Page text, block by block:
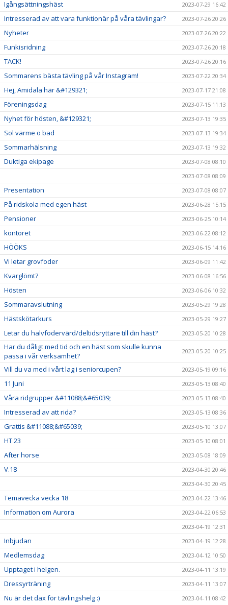
Igångsättningshäst 2023-07-29 16:42
Intresserad av att vara funktionär på våra tävlingar? 2023-07-26 20:26
Nyheter 2023-07-26 20:22
Funkisridning 2023-07-26 20:18
TACK! 2023-07-26 20:16
Sommarens bästa tävling på vår Instagram! 2023-07-22 20:34
Hej, Amidala här &#129321; 2023-07-17 21:08
Föreningsdag 2023-07-15 11:13
Nyhet för hösten, &#129321; 2023-07-13 19:35
Sol värme o bad 2023-07-13 19:34
Sommarhälsning 2023-07-13 19:32
Duktiga ekipage
2023-07-08 08:10
2023-07-08 08:09
Presentation 2023-07-08 08:07
På ridskola med egen häst 2023-06-28 15:15
Pensioner 2023-06-25 10:14
kontoret 2023-06-22 08:12
HÖÖKS 2023-06-15 14:16
Vi letar grovfoder 2023-06-09 11:42
Kvarglömt? 2023-06-08 16:56
Hösten 2023-06-06 10:32
Sommaravslutning 2023-05-29 19:28
Hästskötarkurs 2023-05-29 19:27
Letar du halvfodervärd/deltidsryttare till din häst? 2023-05-20 10:28
Har du dåligt med tid och en häst som skulle kunna
passa i vår verksamhet?
2023-05-20 10:25
Vill du va med i vårt lag i seniorcupen? 2023-05-19 09:16
11 Juni 2023-05-13 08:40
Våra ridgrupper &#11088;&#65039; 2023-05-13 08:40
Intresserad av att rida? 2023-05-13 08:36
Grattis &#11088;&#65039; 2023-05-10 13:07
HT 23 2023-05-10 08:01
After horse 2023-05-08 18:09
V.18
2023-04-30 20:46
2023-04-30 20:45
Temavecka vecka 18 2023-04-22 13:46
Information om Aurora
2023-04-22 06:53
2023-04-19 12:31
Inbjudan 2023-04-19 12:28
Medlemsdag 2023-04-12 10:50
Upptaget i helgen. 2023-04-11 13:19
Dressyrträning 2023-04-11 13:07
Nu är det dax för tävlingshelg :) 2023-04-11 08:42